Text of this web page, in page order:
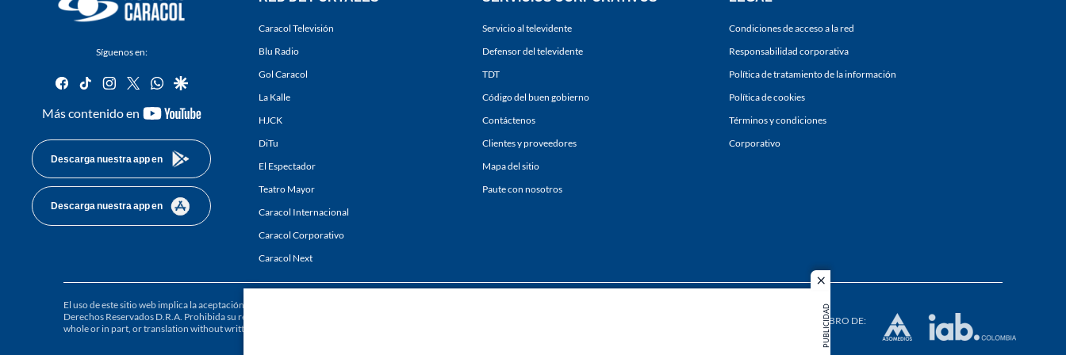
close
PUBLICIDAD
Síguenos en:
facebook
tiktok instagram
twitterwhatsapp
google
Más contenido en
youtube-
Descarga nuestra app en
Descarga nuestra app en
Caracol Televisión
Blu Radio
Gol Caracol
La Kalle
HJCK
DiTu
El Espectador
Teatro Mayor
Caracol Internacional
Caracol Corporativo
Caracol Next
Servicio al televidente
Defensor del televidente
TDT
Código del buen gobierno
Contáctenos
Clientes y proveedores
Mapa del sitio
Paute con nosotros
Condiciones de acceso a la red
Responsabilidad corporativa
Política de tratamiento de la información
Política de cookies
Términos y condiciones
Corporativo
El uso de este sitio web implica la aceptación de los
Derechos Reservados D.R.A. Prohibida su reproducción total o parcial, así como su traducción a cualquier idioma sin autorización escrita de su titular. Reproduction in
whole or in part, or translation without written permission is prohibited. All rights reserved 2025.
MIEMBRO DE: